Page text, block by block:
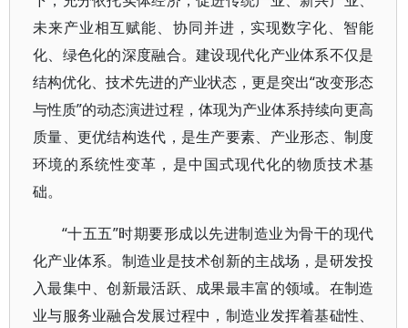
未来产业相互赋能、协同并进，实现数字化、智能
化、绿色化的深度融合。建设现代化产业体系不仅是
结构优化、技术先进的产业状态，更是突出“改变形态
与性质”的动态演进过程，体现为产业体系持续向更高
质量、更优结构迭代，是生产要素、产业形态、制度
环境的系统性变革，是中国式现代化的物质技术基
础。
“十五五”时期要形成以先进制造业为骨干的现代
化产业体系。制造业是技术创新的主战场，是研发投
入最集中、创新最活跃、成果最丰富的领域。在制造
业与服务业融合发展过程中，制造业发挥着基础性、